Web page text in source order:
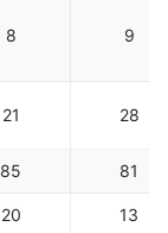
8 9
21 28
85 81
20 13